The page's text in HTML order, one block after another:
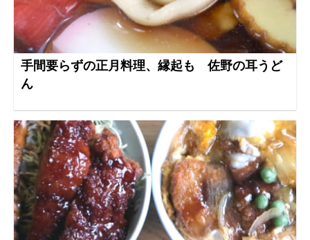
手間要らずの正月料理、縁起も 佐野の耳うど
ん